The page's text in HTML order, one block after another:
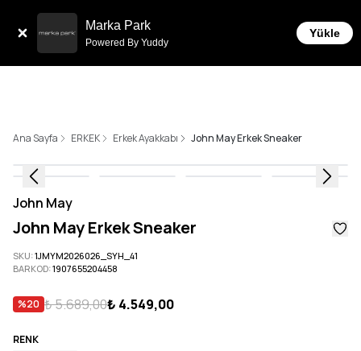
Marka Park
Powered By Yuddy
Yükle
Ana Sayfa ERKEK Erkek Ayakkabı John May Erkek Sneaker
John May
John May Erkek Sneaker
SKU:1JMYM2026026_SYH_41
BARKOD:1907655204458
%20 ₺ 5.689,00₺ 4.549,00
RENK